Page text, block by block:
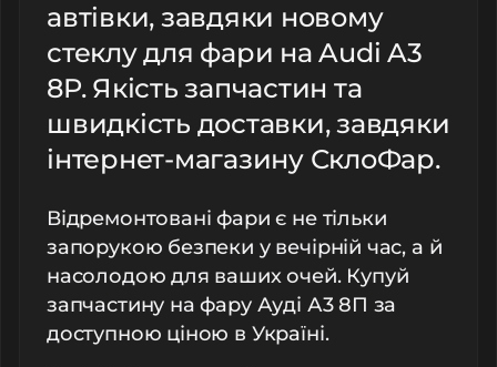
автівки, завдяки новому
стеклу для фари на Audi A3
8P. Якість запчастин та
швидкість доставки, завдяки
інтернет-магазину СклоФар.
Відремонтовані фари є не тільки
запорукою безпеки у вечірній час, а й
насолодою для ваших очей. Купуй
запчастину на фару Ауді А3 8П за
доступною ціною в Україні.